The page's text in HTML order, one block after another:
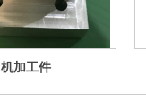
机加工件